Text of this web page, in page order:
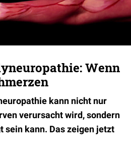
Wenn
kann nicht nur
verursacht wird, sondern
sein kann. Das zeigen jetzt